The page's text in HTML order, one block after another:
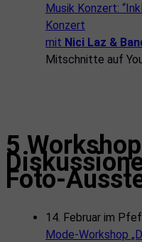
Musik Konzert:
Konzert
mit Nici Laz &
Mitschnitte auf
5
Foto-
14. Februar im
Mode-Workshop